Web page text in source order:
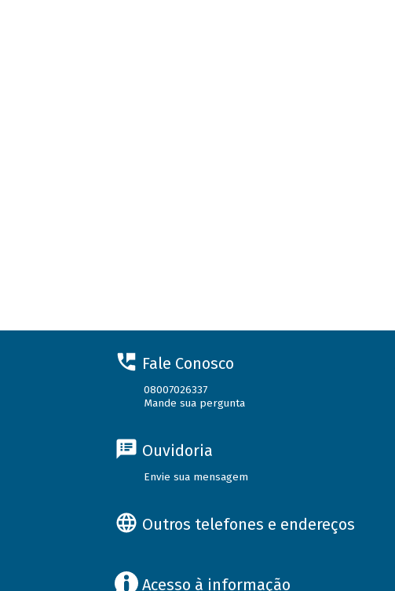
Fale Conosco
08007026337
Mande sua pergunta
Ouvidoria
Envie sua mensagem
Outros telefones e endereços
Acesso à informação